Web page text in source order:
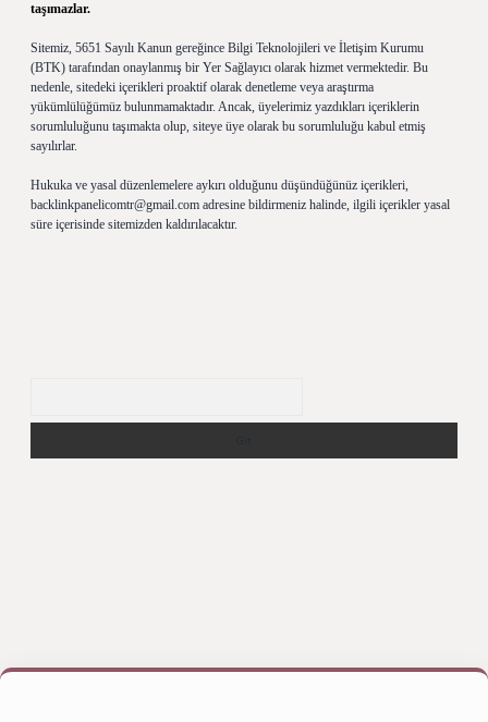
taşımazlar.
Sitemiz, 5651 Sayılı Kanun gereğince Bilgi Teknolojileri ve İletişim Kurumu
(BTK) tarafından onaylanmış bir Yer Sağlayıcı olarak hizmet vermektedir. Bu
nedenle, sitedeki içerikleri proaktif olarak denetleme veya araştırma
yükümlülüğümüz bulunmamaktadır. Ancak, üyelerimiz yazdıkları içeriklerin
sorumluluğunu taşımakta olup, siteye üye olarak bu sorumluluğu kabul etmiş
sayılırlar.
Hukuka ve yasal düzenlemelere aykırı olduğunu düşündüğünüz içerikleri,
backlinkpanelicomtr@gmail.com adresine bildirmeniz halinde, ilgili içerikler yasal
süre içerisinde sitemizden kaldırılacaktır.
betexper bahis